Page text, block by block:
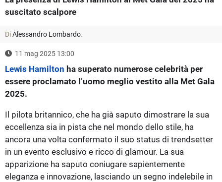
suscitato scalpore
DiAlessandro Lombardo.
11 mag 2025 13:00
Lewis Hamilton ha superato numerose celebrità per
essere proclamato l’uomo meglio vestito alla Met Gala
2025.
Il pilota britannico, che ha già saputo dimostrare la sua
eccellenza sia in pista che nel mondo dello stile, ha
ancora una volta confermato il suo status di trendsetter
in un evento esclusivo e ricco di glamour. La sua
apparizione ha saputo coniugare sapientemente
eleganza e innovazione, lasciando un segno indelebile in